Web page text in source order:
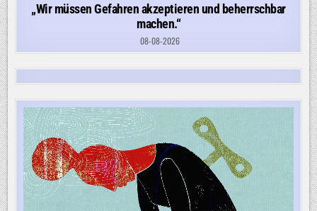
„Wir müssen Gefahren akzeptieren und beherrschbar
machen.“
08-08-2026